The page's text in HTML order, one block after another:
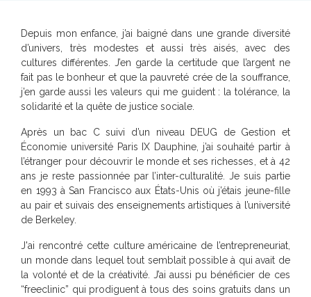
Depuis mon enfance, j’ai baigné dans une grande diversité
d’univers, très modestes et aussi très aisés, avec des
cultures différentes. J’en garde la certitude que l’argent ne
fait pas le bonheur et que la pauvreté crée de la souffrance,
j’en garde aussi les valeurs qui me guident : la tolérance, la
solidarité et la quête de justice sociale.
Après un bac C suivi d’un niveau DEUG de Gestion et
Économie université Paris IX Dauphine, j’ai souhaité partir à
l’étranger pour découvrir le monde et ses richesses , et à 42
ans je reste passionnée par l’inter-culturalité. Je suis partie
en 1993 à San Francisco aux États-Unis où j’étais jeune-fille
au pair et suivais des enseignements artistiques à l’université
de Berkeley.
J'ai rencontré cette culture américaine de l’entrepreneuriat,
un monde dans lequel tout semblait possible à qui avait de
la volonté et de la créativité. J’ai aussi pu bénéficier de ces
“freeclinic” qui prodiguent à tous des soins gratuits dans un